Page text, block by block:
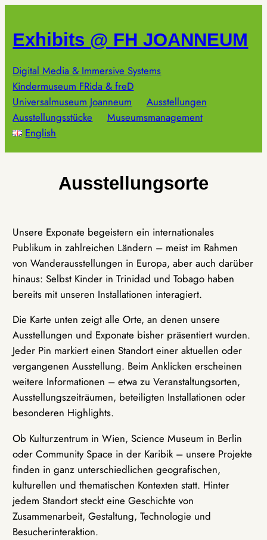
springen
Exhibits @ FH JOANNEUM
Digital Media & Immersive Systems
Kindermuseum FRida & freD
Universalmuseum Joanneum
Ausstellungen
Ausstellungsstücke
Museumsmanagement
English
Ausstellungsorte
Unsere Exponate begeistern ein internationales
Publikum in zahlreichen Ländern – meist im Rahmen
von Wanderausstellungen in Europa, aber auch darüber
hinaus: Selbst Kinder in Trinidad und Tobago haben
bereits mit unseren Installationen interagiert.
Die Karte unten zeigt alle Orte, an denen unsere
Ausstellungen und Exponate bisher präsentiert wurden.
Jeder Pin markiert einen Standort einer aktuellen oder
vergangenen Ausstellung. Beim Anklicken erscheinen
weitere Informationen – etwa zu Veranstaltungsorten,
Ausstellungszeiträumen, beteiligten Installationen oder
besonderen Highlights.
Ob Kulturzentrum in Wien, Science Museum in Berlin
oder Community Space in der Karibik – unsere Projekte
finden in ganz unterschiedlichen geografischen,
kulturellen und thematischen Kontexten statt. Hinter
jedem Standort steckt eine Geschichte von
Zusammenarbeit, Gestaltung, Technologie und
Besucherinteraktion.